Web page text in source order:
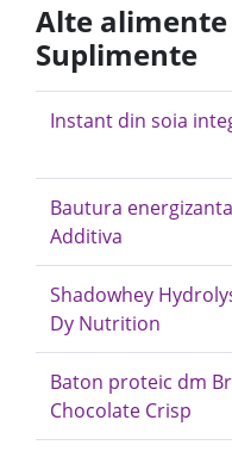
Alte
Suplimente
Instant din soia
Bautura
Additiva
Shadowhey
Dy Nutrition
Baton proteic dm
Chocolate Crisp